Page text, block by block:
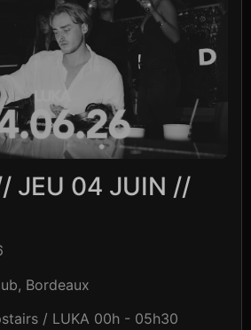
JEU 04 JUIN //
Bordeaux
/ LUKA 00h - 05h30